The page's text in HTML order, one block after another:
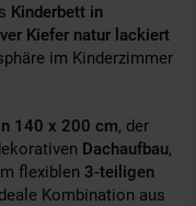
Kinderbett in
Kiefer natur lackiert
im Kinderzimmer
140 x 200 cm, der
Dachaufbau,
flexiblen 3-teiligen
Kombination aus